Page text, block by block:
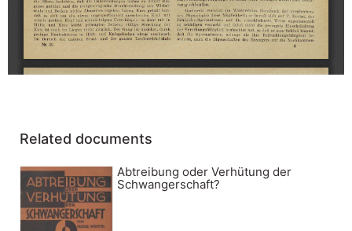
Related documents
Abtreibung oder Verhütung der
Schwangerschaft?